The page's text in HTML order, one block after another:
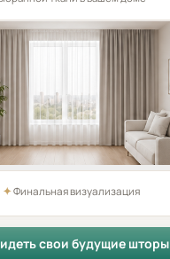
✦Финальная визуализация
свои будущие шторы